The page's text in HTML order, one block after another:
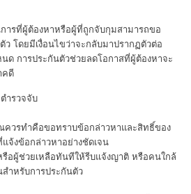
รที่ผู้ต้องหาหรือผู้ที่ถูกจับกุมสามารถขอ
โดยมีเงื่อนไขว่าจะกลับมาปรากฏตัวต่อ
ด การประกันตัวช่วยลดโอกาสที่ผู้ต้องหาจะ
คดี
ำรวจจับ
วรทำคือขอทราบข้อกล่าวหาและสิทธิ์ของ
จ้งข้อกล่าวหาอย่างชัดเจน
อผู้ช่วยเหลือทันทีให้รีบแจ้งญาติ หรือคนใกล้
สำหรับการประกันตัว